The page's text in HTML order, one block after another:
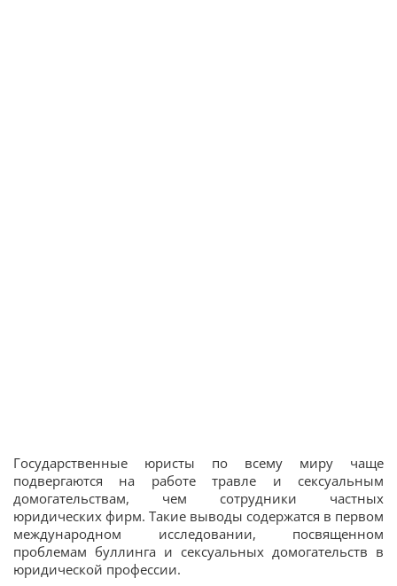
Государственные юристы по всему миру чаще
подвергаются на работе травле и сексуальным
домогательствам, чем сотрудники частных
юридических фирм. Такие выводы содержатся в первом
международном исследовании, посвященном
проблемам буллинга и сексуальных домогательств в
юридической профессии.